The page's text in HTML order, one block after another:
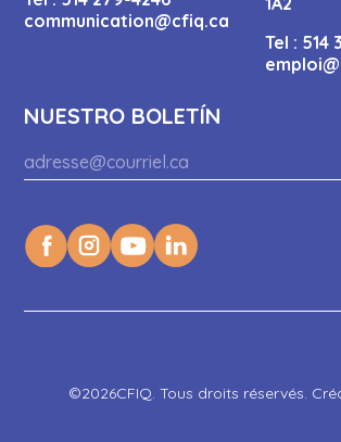
communication@cfiq.ca
Tel : 514
NUESTRO BOLETÍN
©2026CFIQ. Tous droits réservés.